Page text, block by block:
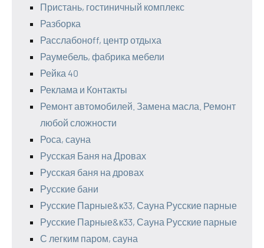
Пристань, гостиничный комплекс
Разборка
Расслабоноff, центр отдыха
Раумебель, фабрика мебели
Рейка 40
Реклама и Контакты
Ремонт автомобилей. Замена масла. Ремонт
любой сложности
Роса, сауна
Русская Баня на Дровах
Русская баня на дровах
Русские бани
Русские Парные&к33, Сауна Русские парные
Русские Парные&к33, Сауна Русские парные
С легким паром, сауна